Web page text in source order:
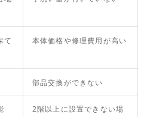
て
本体価格や修理費用が高い
部品交換ができない
2階以上に設置できない場